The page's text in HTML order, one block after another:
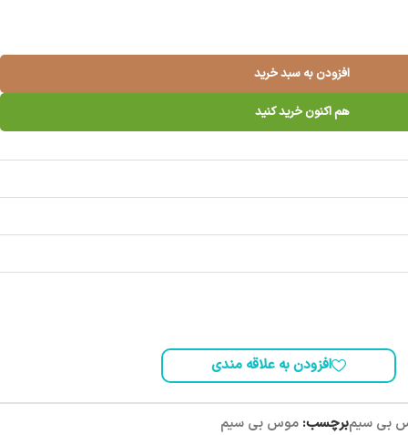
افزودن به سبد خرید
هم اکنون خرید کنید
افزودن به علاقه مندی
بی سیمبرچسب: موس بی سیم